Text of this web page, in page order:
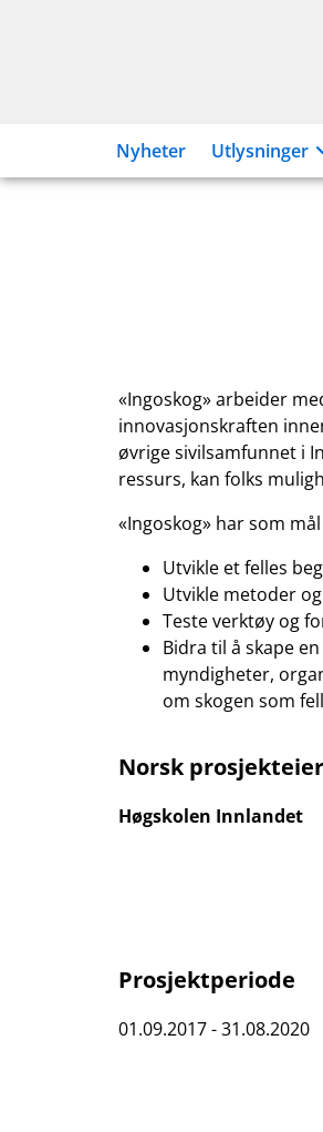
Nyheter Utlysninger
«Ingoskog» arbeider
innovasjonskraften
øvrige sivilsamfunnet i
ressurs, kan folks
«Ingoskog» har som mål
Utvikle et felles
Utvikle metoder
Teste verktøy og
Bidra til å skape
myndigheter,
om skogen som
Norsk prosjekteier
Høgskolen Innlandet
Prosjektperiode
01.09.2017 - 31.08.2020